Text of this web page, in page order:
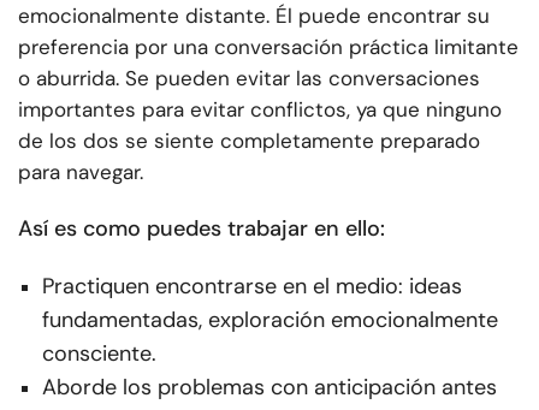
emocionalmente distante. Él puede encontrar su
preferencia por una conversación práctica limitante
o aburrida. Se pueden evitar las conversaciones
importantes para evitar conflictos, ya que ninguno
de los dos se siente completamente preparado
para navegar.
Así es como puedes trabajar en ello:
Practiquen encontrarse en el medio: ideas
fundamentadas, exploración emocionalmente
consciente.
Aborde los problemas con anticipación antes